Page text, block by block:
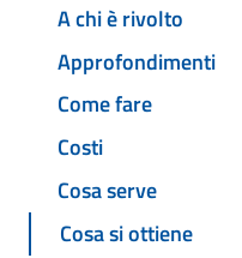
A chi è rivolto
Approfondimenti
Come fare
Costi
Cosa serve
Cosa si ottiene